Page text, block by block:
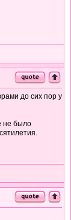
до сих пор у
не было